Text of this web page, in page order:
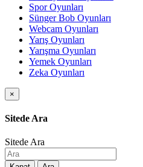
Spor Oyunları
Sünger Bob Oyunları
Webcam Oyunları
Yarış Oyunları
Yarışma Oyunları
Yemek Oyunları
Zeka Oyunları
×
Sitede Ara
Sitede Ara